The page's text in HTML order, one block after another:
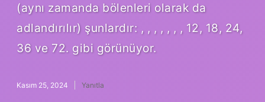
(aynı zamanda bölenleri olarak da
adlandırılır) şunlardır: , , , , , , , 12, 18, 24,
36 ve 72. gibi görünüyor.
Kasım 25, 2024 Yanıtla